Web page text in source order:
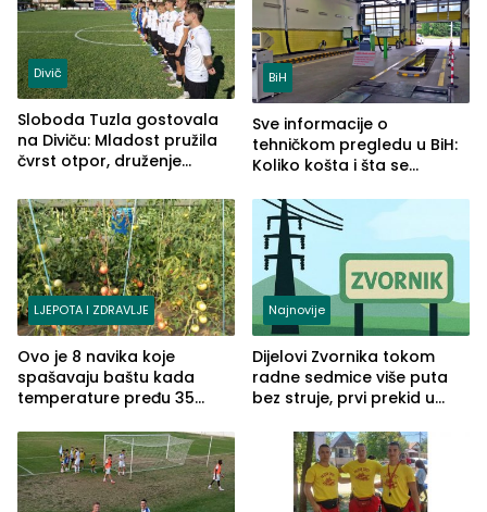
Divič
Sloboda Tuzla gostovala
na Diviču: Mladost pružila
čvrst otpor, druženje
jezera
BiH
Sve informacije o
tehničkom pregledu u BiH:
Koliko košta i šta se
LJEPOTA I ZDRAVLJE
Ovo je 8 navika koje
spašavaju baštu kada
temperature pređu 35
Najnovije
Dijelovi Zvornika tokom
radne sedmice više puta
bez struje, prvi prekid u